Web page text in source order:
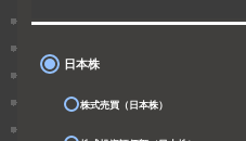
日本株
株式売買（日本株）